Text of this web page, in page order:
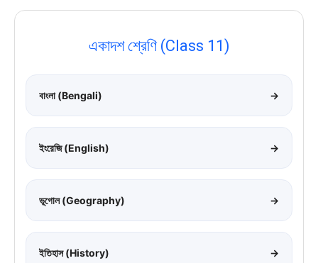
একাদশ শ্রেণি (Class 11)
বাংলা (Bengali) →
ইংরেজি (English) →
ভূগোল (Geography) →
ইতিহাস (History) →